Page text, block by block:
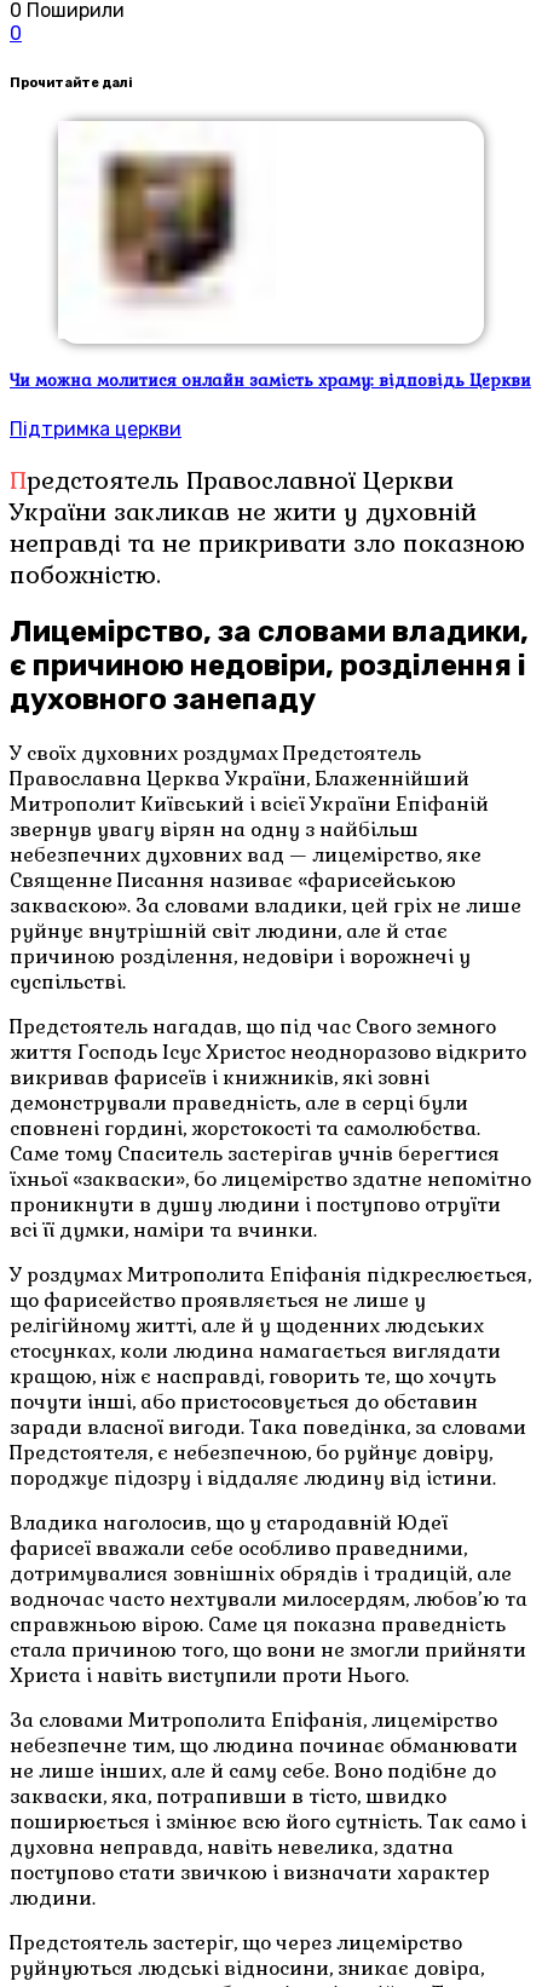
0 Поширили
0
Прочитайте далі
Чи можна молитися онлайн замість храму: відповідь Церкви
Підтримка церкви
Предстоятель Православної Церкви
України закликав не жити у духовній
неправді та не прикривати зло показною
побожністю.
Лицемірство, за словами владики,
є причиною недовіри, розділення і
духовного занепаду
У своїх духовних роздумах Предстоятель
Православна Церква України, Блаженнійший
Митрополит Київський і всієї України Епіфаній
звернув увагу вірян на одну з найбільш
небезпечних духовних вад — лицемірство, яке
Священне Писання називає «фарисейською
закваскою». За словами владики, цей гріх не лише
руйнує внутрішній світ людини, але й стає
причиною розділення, недовіри і ворожнечі у
суспільстві.
Предстоятель нагадав, що під час Свого земного
життя Господь Ісус Христос неодноразово відкрито
викривав фарисеїв і книжників, які зовні
демонстрували праведність, але в серці були
сповнені гордині, жорстокості та самолюбства.
Саме тому Спаситель застерігав учнів берегтися
їхньої «закваски», бо лицемірство здатне непомітно
проникнути в душу людини і поступово отруїти
всі її думки, наміри та вчинки.
У роздумах Митрополита Епіфанія підкреслюється,
що фарисейство проявляється не лише у
релігійному житті, але й у щоденних людських
стосунках, коли людина намагається виглядати
кращою, ніж є насправді, говорить те, що хочуть
почути інші, або пристосовується до обставин
заради власної вигоди. Така поведінка, за словами
Предстоятеля, є небезпечною, бо руйнує довіру,
породжує підозру і віддаляє людину від істини.
Владика наголосив, що у стародавній Юдеї
фарисеї вважали себе особливо праведними,
дотримувалися зовнішніх обрядів і традицій, але
водночас часто нехтували милосердям, любов’ю та
справжньою вірою. Саме ця показна праведність
стала причиною того, що вони не змогли прийняти
Христа і навіть виступили проти Нього.
За словами Митрополита Епіфанія, лицемірство
небезпечне тим, що людина починає обманювати
не лише інших, але й саму себе. Воно подібне до
закваски, яка, потрапивши в тісто, швидко
поширюється і змінює всю його сутність. Так само і
духовна неправда, навіть невелика, здатна
поступово стати звичкою і визначати характер
людини.
Предстоятель застеріг, що через лицемірство
руйнуються людські відносини, зникає довіра,